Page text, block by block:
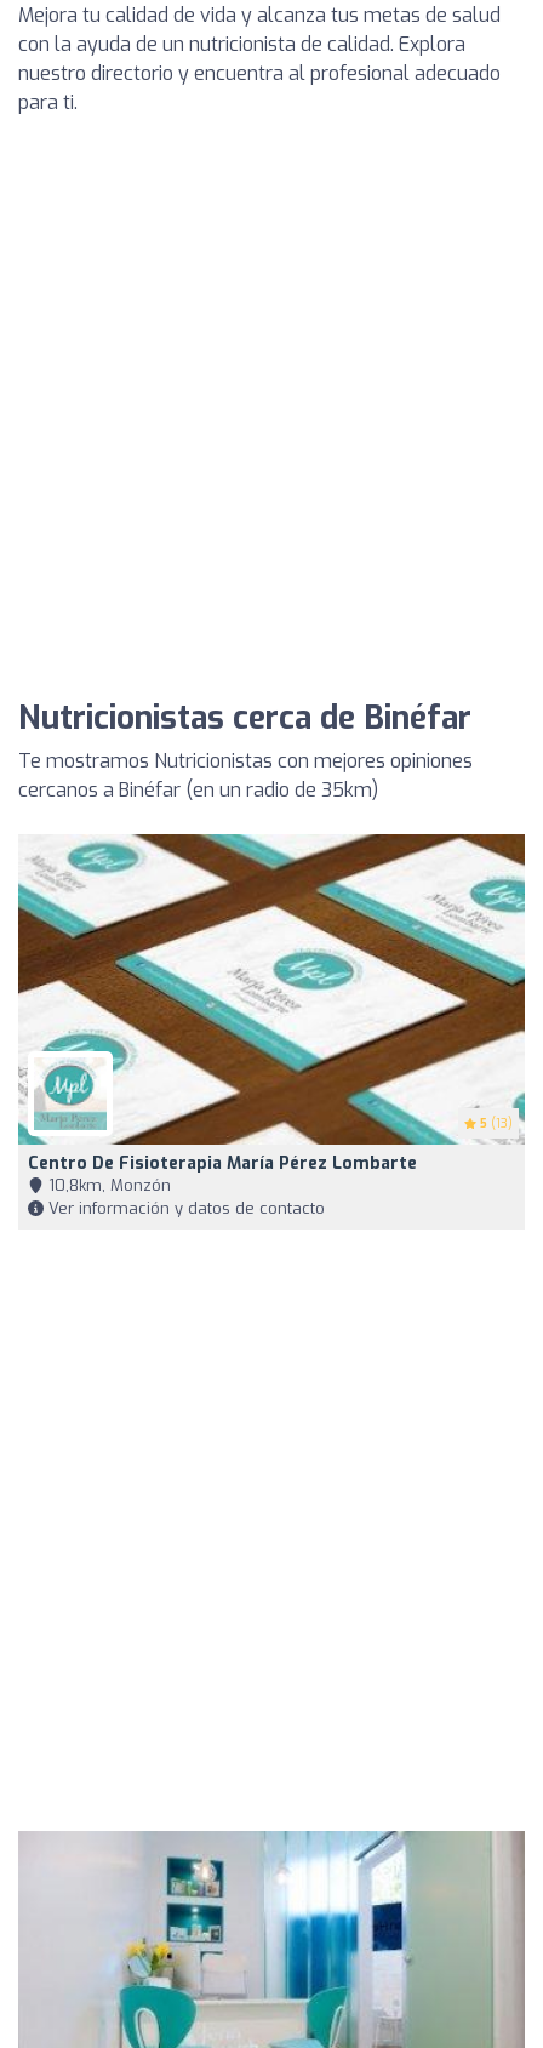
Mejora tu calidad de vida y alcanza tus metas de salud
con la ayuda de un nutricionista de calidad. Explora
nuestro directorio y encuentra al profesional adecuado
para ti.
Nutricionistas cerca de Binéfar
Te mostramos Nutricionistas con mejores opiniones
cercanos a Binéfar (en un radio de 35km)
5 (13)
Centro De Fisioterapia María Pérez Lombarte
10,8km, Monzón
Ver información y datos de contacto